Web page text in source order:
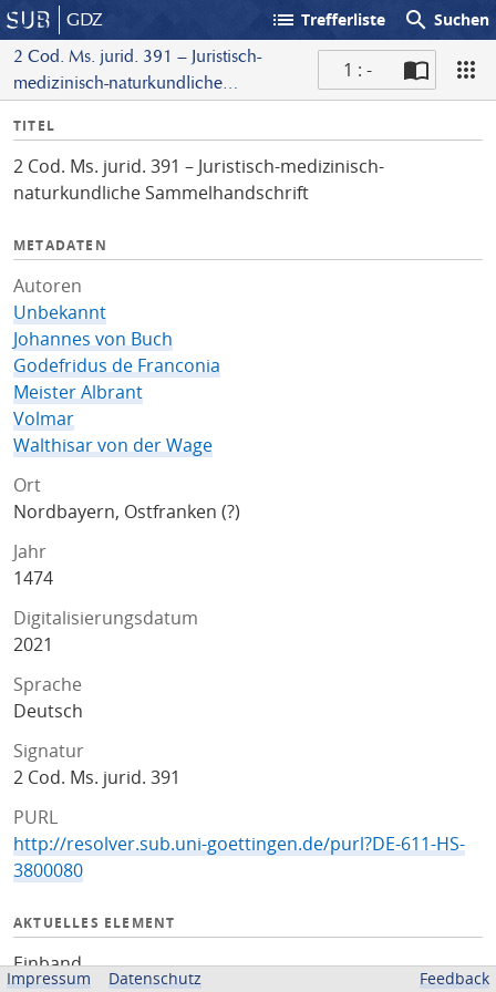
GDZ list Trefferliste search Suchen
2 Cod. Ms. jurid. 391 – Juristisch-
medizinisch-naturkundliche
1 : -
I
f
o
TITEL
2 Cod. Ms. jurid. 391 – Juristisch-medizinisch-
naturkundliche Sammelhandschrift
METADATEN
Autoren
Unbekannt
Johannes von Buch
Godefridus de Franconia
Meister Albrant
Volmar
Walthisar von der Wage
Ort
Nordbayern, Ostfranken (?)
Jahr
1474
Digitalisierungsdatum
2021
Sprache
Deutsch
Signatur
2 Cod. Ms. jurid. 391
PURL
http://resolver.sub.uni-goettingen.de/purl?DE-611-HS-
3800080
AKTUELLES ELEMENT
Einband
Impressum Datenschutz Feedback